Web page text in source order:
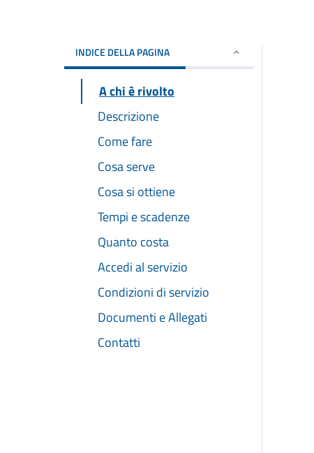
INDICE DELLA PAGINA
A chi è rivolto
Descrizione
Come fare
Cosa serve
Cosa si ottiene
Tempi e scadenze
Quanto costa
Accedi al servizio
Condizioni di servizio
Documenti e Allegati
Contatti